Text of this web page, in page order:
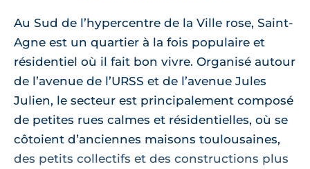
Au Sud de l’hypercentre de la Ville rose, Saint-
Agne est un quartier à la fois populaire et
résidentiel où il fait bon vivre. Organisé autour
de l’avenue de l’URSS et de l’avenue Jules
Julien, le secteur est principalement composé
de petites rues calmes et résidentielles, où se
côtoient d’anciennes maisons toulousaines,
des petits collectifs et des constructions plus